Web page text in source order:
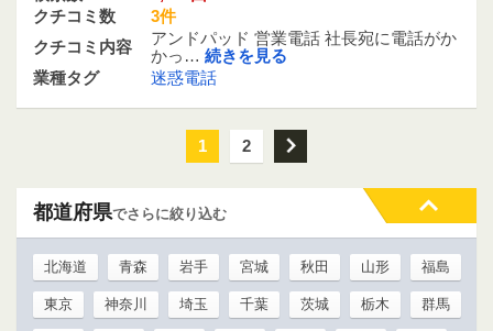
クチコミ数
3件
クチコミ内容
アンドパッド 営業電話 社長宛に電話がか
かっ… 続きを見る
業種タグ
迷惑電話
1 2 次
都道府県でさらに絞り込む
北海道 青森 岩手 宮城 秋田 山形 福島
東京 神奈川 埼玉 千葉 茨城 栃木 群馬